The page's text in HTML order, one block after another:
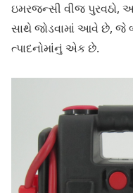
ઇમરજન્સી વીજ પુરવઠો,
સાથે જોડવામાં આવે છે, જે
ત્પાદનોમાંનું એક છે.